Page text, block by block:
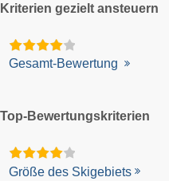
Kriterien gezielt ansteuern
Gesamt-Bewertung
Top-Bewertungskriterien
Größe des Skigebiets